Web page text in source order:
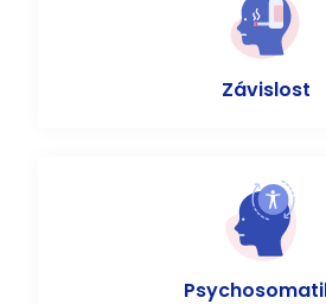
Závislost